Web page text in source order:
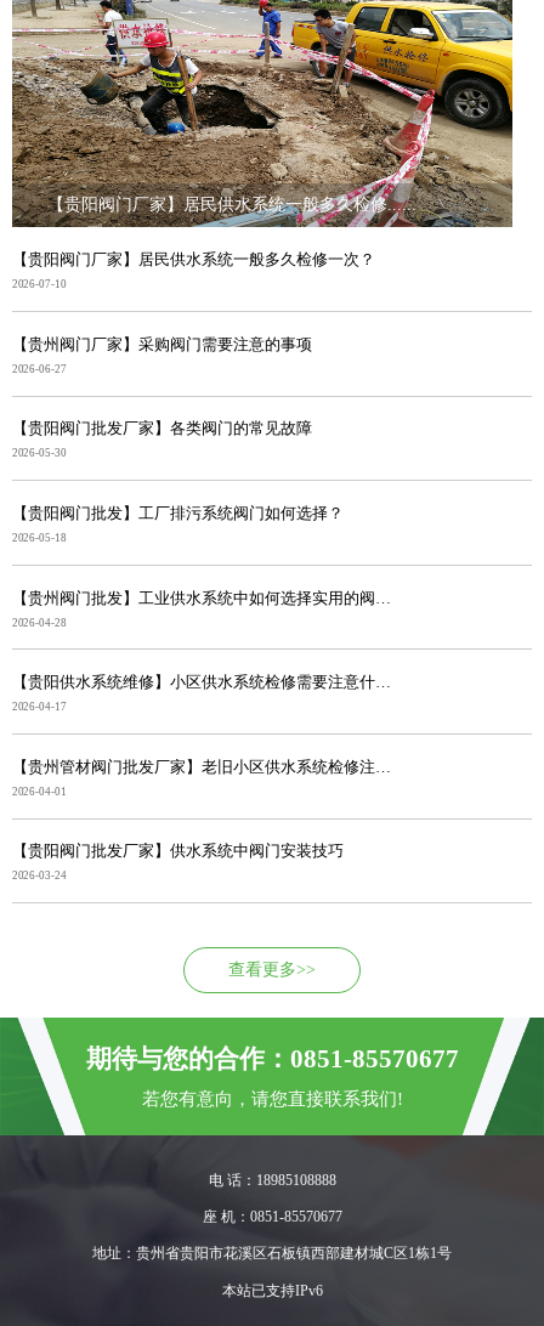
【贵阳阀门厂家】居民供水系统一般多久检修......
【贵阳阀门厂家】居民供水系统一般多久检修一次？
2026-07-10
【贵州阀门厂家】采购阀门需要注意的事项
2026-06-27
【贵阳阀门批发厂家】各类阀门的常见故障
2026-05-30
【贵阳阀门批发】工厂排污系统阀门如何选择？
2026-05-18
2026-04-28
【贵阳供水系统维修】小区供水系统检修需要注意什么？
2026-04-17
2026-04-01
【贵阳阀门批发厂家】供水系统中阀门安装技巧
2026-03-24
查看更多>>
期待与您的合作：0851-85570677
若您有意向，请您直接联系我们!
电 话：18985108888
座 机：0851-85570677
地址：贵州省贵阳市花溪区石板镇西部建材城C区1栋1号
本站已支持IPv6